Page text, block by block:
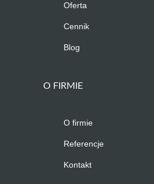
Oferta
Cennik
Blog
O FIRMIE
O firmie
Referencje
Kontakt